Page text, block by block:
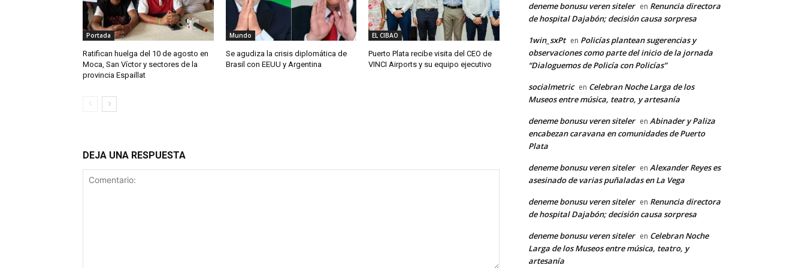
Portada
Ratifican huelga del 10 de agosto en
Moca, San Víctor y sectores de la
provincia Espaillat
Mundo
Se agudiza la crisis diplomática de
Brasil con EEUU y Argentina
EL CIBAO
Puerto Plata recibe visita del CEO de
VINCI Airports y su equipo ejecutivo
DEJA UNA RESPUESTA
deneme bonusu veren siteler en Renuncia directora
de hospital Dajabón; decisión causa sorpresa
1win_sxPt en Policías plantean sugerencias y
observaciones como parte del inicio de la jornada
“Dialoguemos de Policía con Policías”
socialmetric en Celebran Noche Larga de los
Museos entre música, teatro, y artesanía
deneme bonusu veren siteler en Abinader y Paliza
encabezan caravana en comunidades de Puerto
Plata
deneme bonusu veren siteler en Alexander Reyes es
asesinado de varias puñaladas en La Vega
deneme bonusu veren siteler en Renuncia directora
de hospital Dajabón; decisión causa sorpresa
deneme bonusu veren siteler en Celebran Noche
Larga de los Museos entre música, teatro, y
artesanía